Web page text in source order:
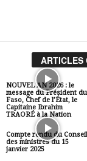
ARTICLES
NOUVEL AN 2026 : le
message du Président du
Faso, Chef de l’État, le
Capitaine Ibrahim
TRAORÉ à la Nation
Compte rendu du Conseil
des ministres du 15
janvier 2025